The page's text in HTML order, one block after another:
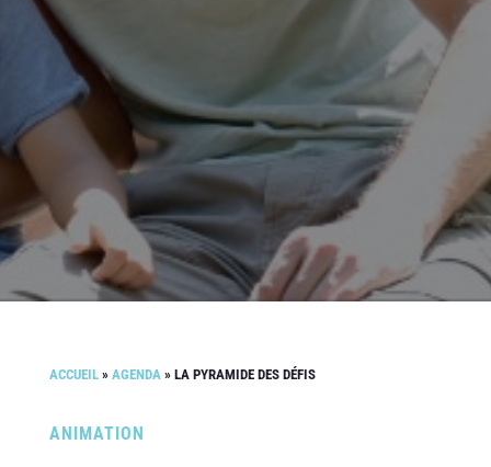
ACCUEIL» AGENDA » LA PYRAMIDE DES DÉFIS
ANIMATION